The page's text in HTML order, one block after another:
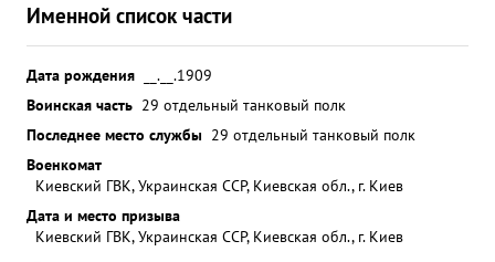
Именной список части
Дата рождения
__.__.1909
Воинская часть 29 отдельный танковый полк
Последнее место службы 29 отдельный танковый полк
Военкомат
Киевский ГВК, Украинская ССР, Киевская обл., г. Киев
Дата и место призыва
Киевский ГВК, Украинская ССР, Киевская обл., г. Киев